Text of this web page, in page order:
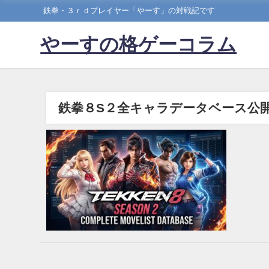
鉄拳・３ｒｄプレイヤー「やーす」の対戦記です
やーすの格ゲーコラム
鉄拳８S２全キャラデータベース公